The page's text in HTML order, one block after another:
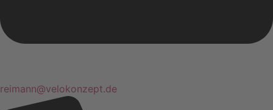
reimann@velokonzept.de